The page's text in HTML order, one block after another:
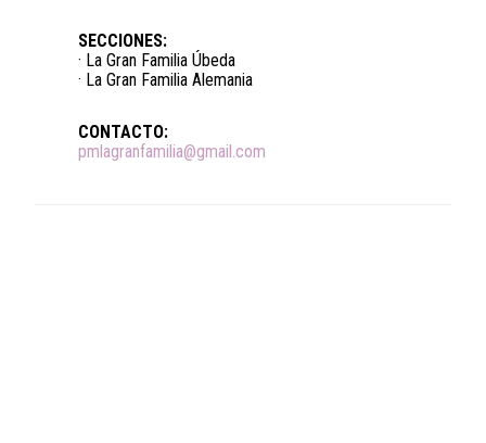
SECCIONES:
· La Gran Familia Úbeda
· La Gran Familia Alemania
CONTACTO:
pmlagranfamilia@gmail.com